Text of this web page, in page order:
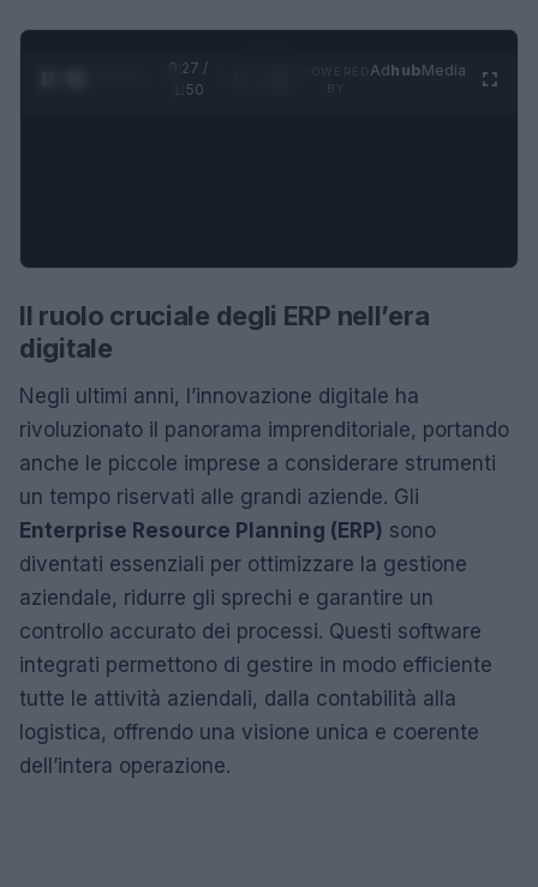
0:27 /
1:50
AdhubMedia
Il ruolo cruciale degli ERP nell’era
digitale
Negli ultimi anni, l’innovazione digitale ha
rivoluzionato il panorama imprenditoriale, portando
anche le piccole imprese a considerare strumenti
un tempo riservati alle grandi aziende. Gli
Enterprise Resource Planning (ERP) sono
diventati essenziali per ottimizzare la gestione
aziendale, ridurre gli sprechi e garantire un
controllo accurato dei processi. Questi software
integrati permettono di gestire in modo efficiente
tutte le attività aziendali, dalla contabilità alla
logistica, offrendo una visione unica e coerente
dell’intera operazione.